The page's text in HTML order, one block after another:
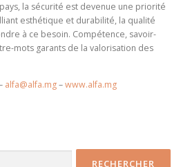
la sécurité est devenue une priorité
esthétique et durabilité, la qualité
à ce besoin. Compétence, savoir-
mots garants de la valorisation des
alfa@alfa.mg–www.alfa.mg